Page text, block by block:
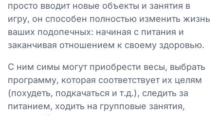
просто вводит новые объекты и занятия в
игру, он способен полностью изменить жизнь
ваших подопечных: начиная с питания и
заканчивая отношением к своему здоровью.
С ним симы могут приобрести весы, выбрать
программу, которая соответствует их целям
(похудеть, подкачаться и т.д.), следить за
питанием, ходить на групповые занятия,